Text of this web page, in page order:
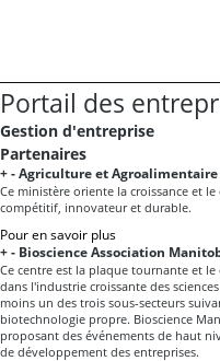
Portail des
Gestion d'entreprise
Partenaires
+-Agriculture et Agroalimentaire
Ce ministère oriente la croissance et
compétitif, innovateur et durable.
Pour en savoir plus
+- Bioscience Association
Ce centre est la plaque tournante et
dans l'industrie croissante des
moins un des trois sous-secteurs
biotechnologie propre. Bioscience
proposant des événements de haut
de développement des entreprises.